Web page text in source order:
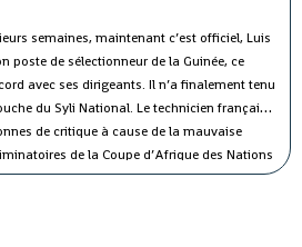
semaines, maintenant c’est officiel, Luis
poste de sélectionneur de la Guinée, ce
avec ses dirigeants. Il n’a finalement tenu
du Syli National. Le technicien français
de critique à cause de la mauvaise
de la Coupe d’Afrique des Nations